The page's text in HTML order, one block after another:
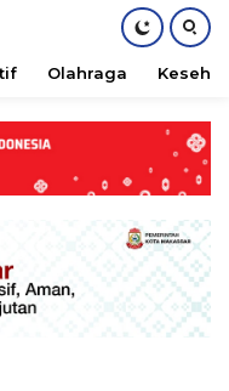
Olahraga